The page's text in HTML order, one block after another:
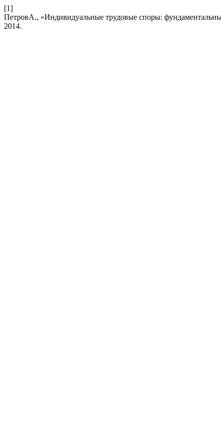
[1]
ПетровА., «Индивидуальные трудовые споры:
2014.